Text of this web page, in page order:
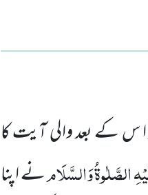
کے بعد والی آیت کا
الصَّلٰوۃُوَالسَّلَامنے اپنا